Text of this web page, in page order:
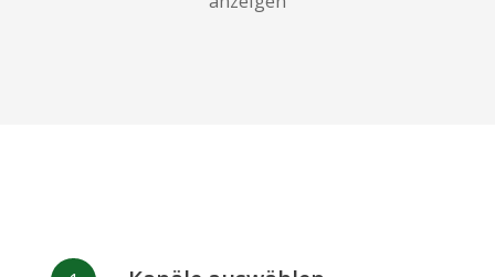
Deviantart Dribbble